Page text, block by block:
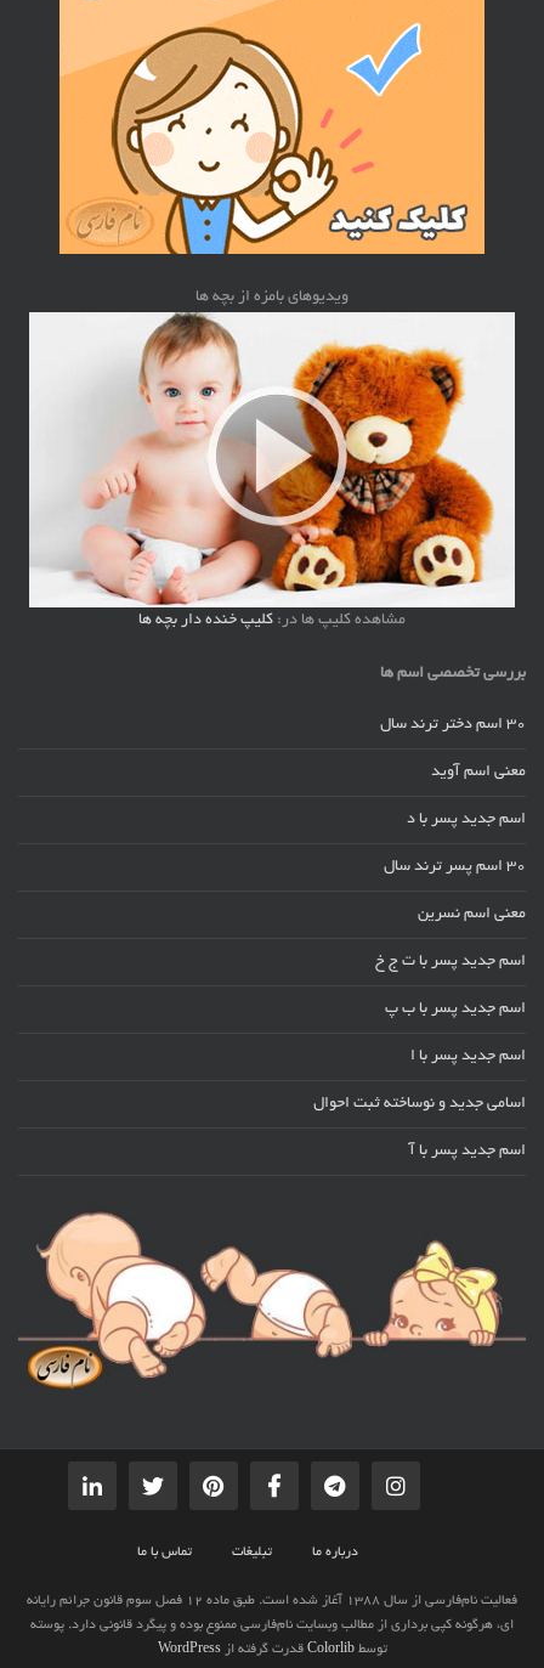
ویدیوهای بامزه از بچه ها
مشاهده کلیپ ها در: کلیپ خنده دار بچه ها
بررسی تخصصی اسم ها
30 اسم دختر ترند سال
معنی اسم آوید
اسم جدید پسر با د
30 اسم پسر ترند سال
معنی اسم نسرین
اسم جدید پسر با ت ج خ
اسم جدید پسر با ب پ
اسم جدید پسر با ا
اسامی جدید و نوساخته ثبت احوال
اسم جدید پسر با آ
درباره ما تبلیغات تماس با ما
فعالیت نام‌فارسی از سال 1388 آغاز شده است. طبق ماده 12 فصل سوم قانون جرائم رایانه
ای، هرگونه کپی برداری از مطالب وبسایت نام‌فارسی ممنوع بوده و پیگرد قانونی دارد. پوسته
توسطColorlib قدرت گرفته ازWordPress